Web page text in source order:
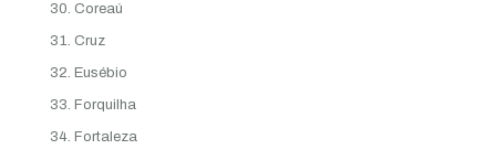
Coreaú
Cruz
Eusébio
Forquilha
Fortaleza